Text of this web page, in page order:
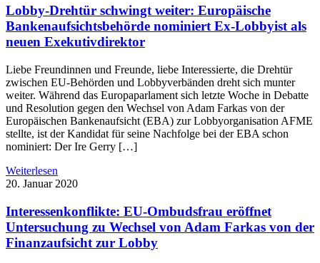
Lobby-Drehtür schwingt weiter: Europäische
Bankenaufsichtsbehörde nominiert Ex-Lobbyist als
neuen Exekutivdirektor
Liebe Freundinnen und Freunde, liebe Interessierte, die Drehtür
zwischen EU-Behörden und Lobbyverbänden dreht sich munter
weiter. Während das Europaparlament sich letzte Woche in Debatte
und Resolution gegen den Wechsel von Adam Farkas von der
Europäischen Bankenaufsicht (EBA) zur Lobbyorganisation AFME
stellte, ist der Kandidat für seine Nachfolge bei der EBA schon
nominiert: Der Ire Gerry […]
Weiterlesen
20. Januar 2020
Interessenkonflikte: EU-Ombudsfrau eröffnet
Untersuchung zu Wechsel von Adam Farkas von der
Finanzaufsicht zur Lobby